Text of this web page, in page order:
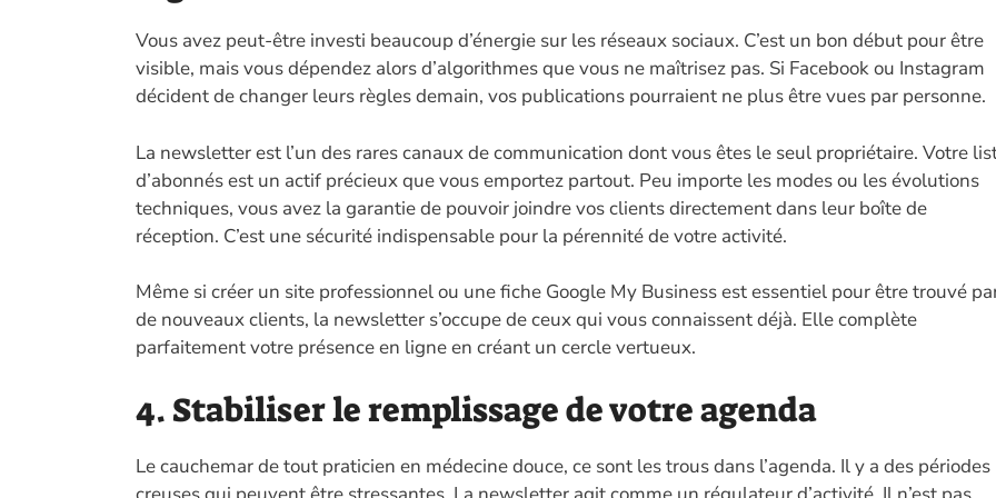
Vous avez peut-être investi beaucoup d’énergie sur les réseaux sociaux. C’est un bon début pour être
visible, mais vous dépendez alors d’algorithmes que vous ne maîtrisez pas. Si Facebook ou Instagram
décident de changer leurs règles demain, vos publications pourraient ne plus être vues par personne.
La newsletter est l’un des rares canaux de communication dont vous êtes le seul propriétaire. Votre
d’abonnés est un actif précieux que vous emportez partout. Peu importe les modes ou les évolutions
techniques, vous avez la garantie de pouvoir joindre vos clients directement dans leur boîte de
réception. C’est une sécurité indispensable pour la pérennité de votre activité.
Même si créer un site professionnel ou une fiche Google My Business est essentiel pour être trouvé
de nouveaux clients, la newsletter s’occupe de ceux qui vous connaissent déjà. Elle complète
parfaitement votre présence en ligne en créant un cercle vertueux.
4. Stabiliser le remplissage de votre agenda
Le cauchemar de tout praticien en médecine douce, ce sont les trous dans l’agenda. Il y a des périodes